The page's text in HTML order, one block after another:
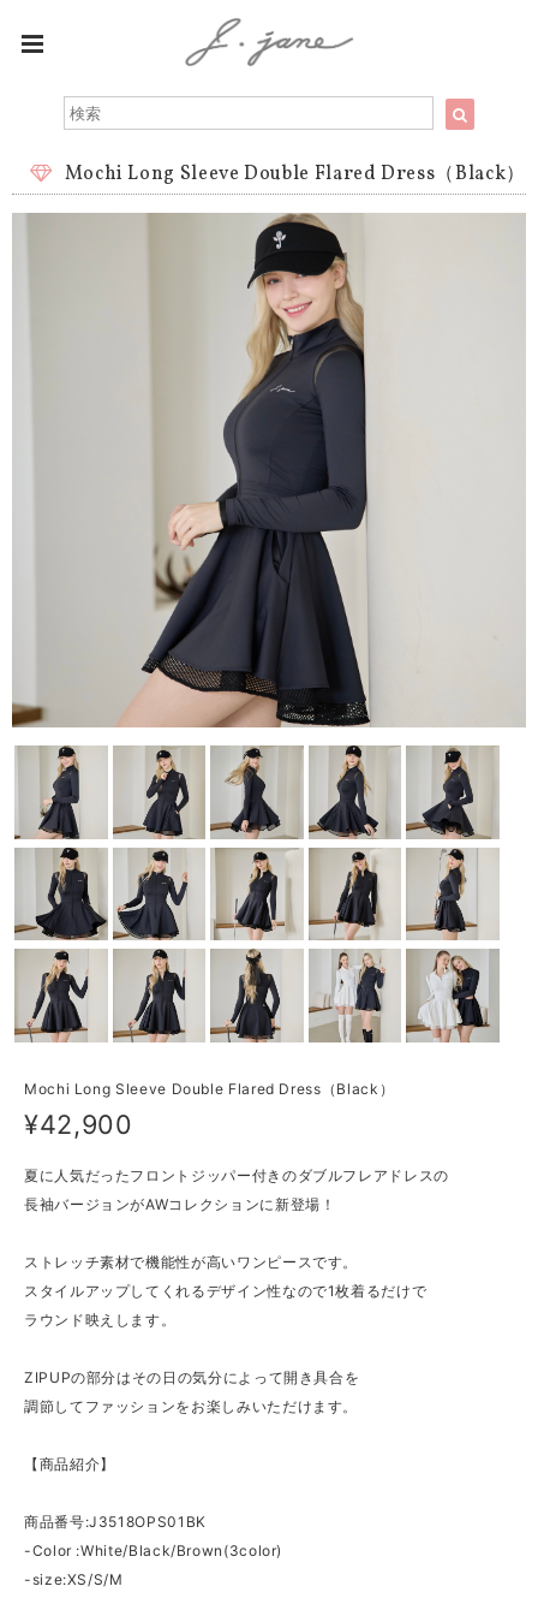
Mochi Long Sleeve Double Flared Dress（Black）
Mochi Long Sleeve Double Flared Dress（Black）
¥42,900
夏に人気だったフロントジッパー付きのダブルフレアドレスの
長袖バージョンがAWコレクションに新登場！
ストレッチ素材で機能性が高いワンピースです。
スタイルアップしてくれるデザイン性なので1枚着るだけで
ラウンド映えします。
ZIPUPの部分はその日の気分によって開き具合を
調節してファッションをお楽しみいただけます。
【商品紹介】
商品番号:J3518OPS01BK
-Color :White/Black/Brown(3color)
-size:XS/S/M